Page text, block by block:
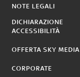
NOTE LEGALI
DICHIARAZIONE
ACCESSIBILITÀ
OFFERTA SKY MEDIA
CORPORATE